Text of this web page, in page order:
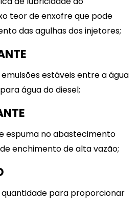
teor de enxofre que pode
das agulhas dos injetores;
estáveis entre a água
água do diesel;
espuma no abastecimento
enchimento de alta vazão;
quantidade para proporcionar